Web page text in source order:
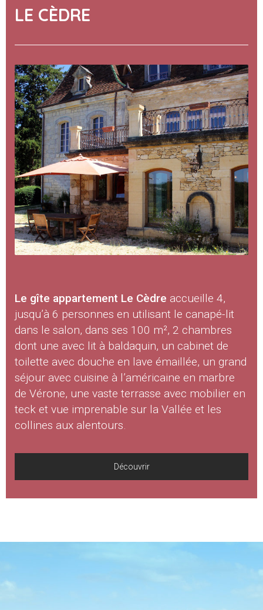
LE CÈDRE
Le gîte appartement Le Cèdre accueille 4,
jusqu’à 6 personnes en utilisant le canapé-lit
dans le salon, dans ses 100 m², 2 chambres
dont une avec lit à baldaquin, un cabinet de
toilette avec douche en lave émaillée, un grand
séjour avec cuisine à l’américaine en marbre
de Vérone, une vaste terrasse avec mobilier en
teck et vue imprenable sur la Vallée et les
collines aux alentours.
Découvrir